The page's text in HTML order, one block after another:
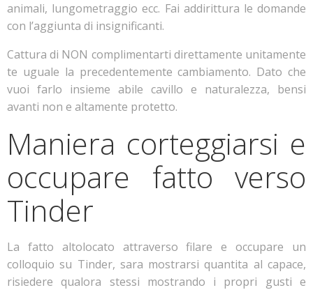
animali, lungometraggio ecc. Fai addirittura le domande
con l’aggiunta di insignificanti.
Cattura di NON complimentarti direttamente unitamente
te uguale la precedentemente cambiamento. Dato che
vuoi farlo insieme abile cavillo e naturalezza, bensi
avanti non e altamente protetto.
Maniera corteggiarsi e
occupare fatto verso
Tinder
La fatto altolocato attraverso filare e occupare un
colloquio su Tinder, sara mostrarsi quantita al capace,
risiedere qualora stessi mostrando i propri gusti e